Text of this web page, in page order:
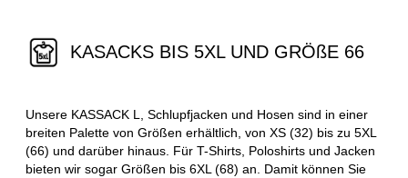
KASACKS BIS 5XL UND GRÖßE 66
Unsere KASSACK L, Schlupfjacken und Hosen sind in einer
breiten Palette von Größen erhältlich, von XS (32) bis zu 5XL
(66) und darüber hinaus. Für T-Shirts, Poloshirts und Jacken
bieten wir sogar Größen bis 6XL (68) an. Damit können Sie